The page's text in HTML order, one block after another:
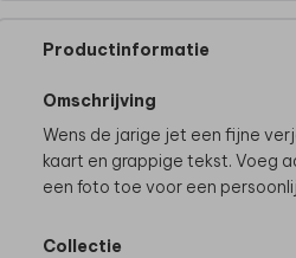
Productinformatie
Omschrijving
Wens de jarige jet een fijne
kaart en grappige tekst. Voeg
een foto toe voor een
Collectie